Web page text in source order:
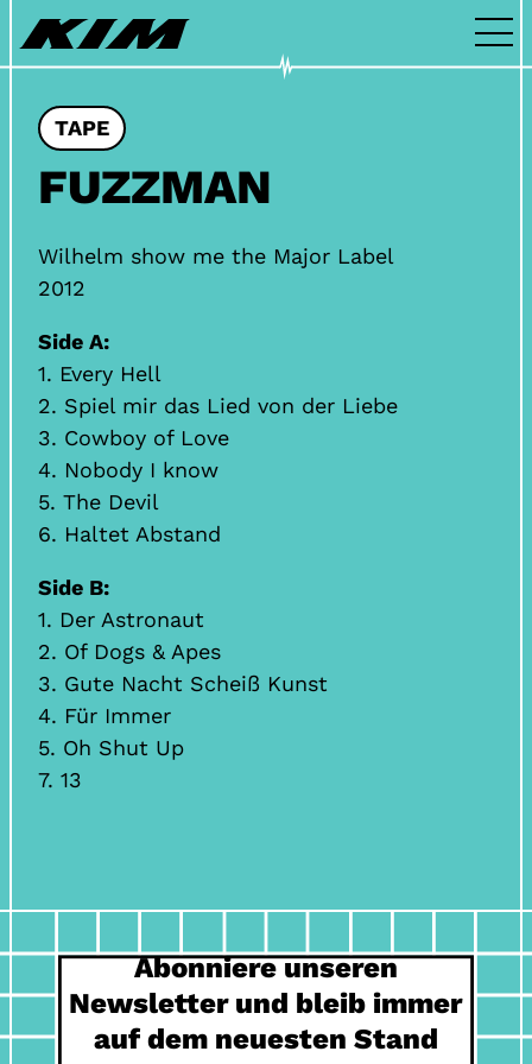
Über Kim
Kontakt
TAPE
FUZZMAN
Wilhelm show me the Major Label
2012
Side A:
1. Every Hell
2. Spiel mir das Lied von der Liebe
3. Cowboy of Love
4. Nobody I know
5. The Devil
6. Haltet Abstand
Side B:
1. Der Astronaut
2. Of Dogs & Apes
3. Gute Nacht Scheiß Kunst
4. Für Immer
5. Oh Shut Up
7. 13
Abonniere unseren
Newsletter und bleib immer
auf dem neuesten Stand